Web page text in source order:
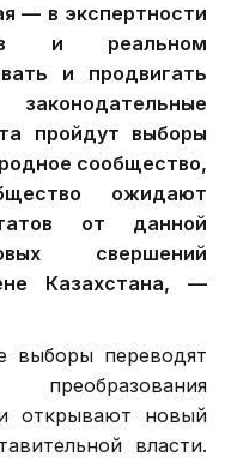
— в экспертности
и реальном
и продвигать
пройдут выборы
сообщество,
ожидают
от данной
свершений
Казахстана, —
выборы переводят
открывают новый
власти.